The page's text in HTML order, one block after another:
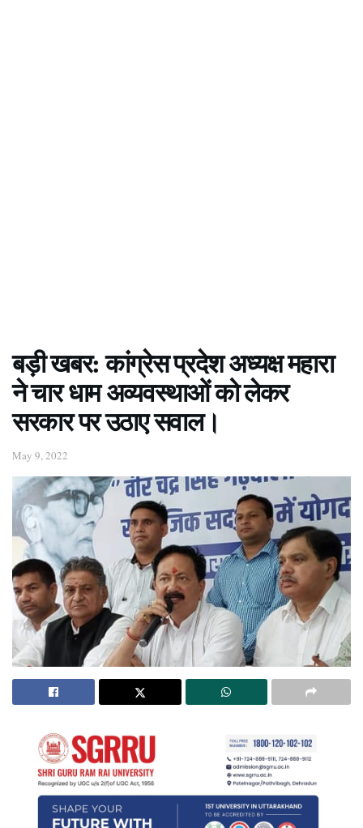
बड़ी खबर: कांग्रेस प्रदेश अध्यक्ष महारा
ने चार धाम अव्यवस्थाओं को लेकर
सरकार पर उठाए सवाल।
May 9, 2022